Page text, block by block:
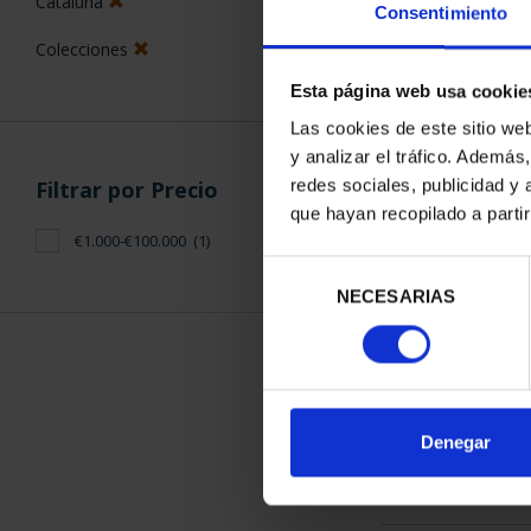
Consentimiento
Esta página web usa
Las cookies de este sitio
y analizar el tráfico.
redes sociales, publicidad y
que hayan recopilado a
consentimiento
NECESARIAS
Denegar
Colecciones
Filtrar por Precio
€1.000-€100.000 (1)
CAPITALES
ORDENAR POR: